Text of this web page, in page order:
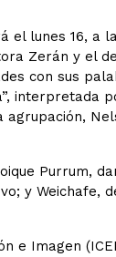
el lunes 16, a
Zerán y el
con sus
interpretada
Purrum,
y Weichafe,
e Imagen